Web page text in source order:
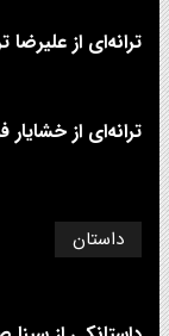
ترانه‌ای از
ترانه‌ای از
داستان